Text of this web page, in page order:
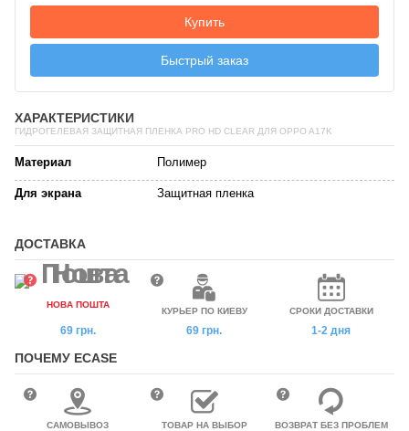
Купить
Быстрый заказ
ХАРАКТЕРИСТИКИ
ГИДРОГЕЛЕВАЯ ЗАЩИТНАЯ ПЛЕНКА PRO HD CLEAR ДЛЯ OPPO A17K
Материал Полимер
Для экрана Защитная пленка
ДОСТАВКА
НОВА ПОШТА
69 грн.
КУРЬЕР ПО КИЕВУ
69 грн.
СРОКИ ДОСТАВКИ
1-2 дня
ПОЧЕМУ ECASE
САМОВЫВОЗ ТОВАР НА ВЫБОР ВОЗВРАТ БЕЗ ПРОБЛЕМ